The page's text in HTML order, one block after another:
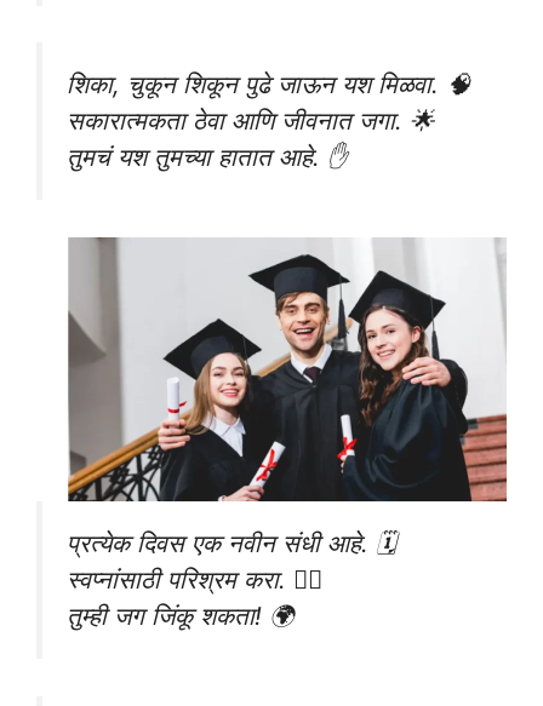
शिका, चुकून शिकून पुढे जाऊन यश मिळवा. 🧠
सकारात्मकता ठेवा आणि जीवनात जगा. 🌟
तुमचं यश तुमच्या हातात आहे. ✋
प्रत्येक दिवस एक नवीन संधी आहे. 🗓️
स्वप्नांसाठी परिश्रम करा. 🏋️‍♀️
तुम्ही जग जिंकू शकता! 🌍